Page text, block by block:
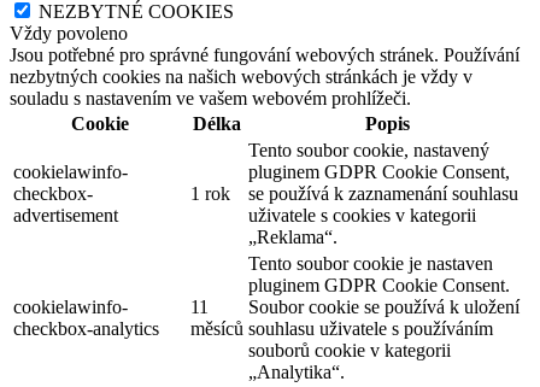
NEZBYTNÉ COOKIES
Vždy povoleno
Jsou potřebné pro správné fungování webových stránek. Používání
nezbytných cookies na našich webových stránkách je vždy v
souladu s nastavením ve vašem webovém prohlížeči.
Cookie
Délka Popis
cookielawinfo-
checkbox-
advertisement
1 rok
Tento soubor cookie, nastavený
pluginem GDPR Cookie Consent,
se používá k zaznamenání souhlasu
uživatele s cookies v kategorii
„Reklama“.
cookielawinfo-
checkbox-analytics
11
měsíců
Tento soubor cookie je nastaven
pluginem GDPR Cookie Consent.
Soubor cookie se používá k uložení
souhlasu uživatele s používáním
souborů cookie v kategorii
„Analytika“.